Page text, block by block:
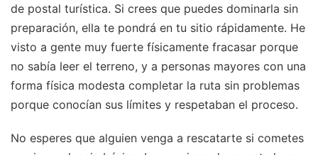
de postal turística. Si crees que puedes dominarla sin
preparación, ella te pondrá en tu sitio rápidamente. He
visto a gente muy fuerte físicamente fracasar porque
no sabía leer el terreno, y a personas mayores con una
forma física modesta completar la ruta sin problemas
porque conocían sus límites y respetaban el proceso.
No esperes que alguien venga a rescatarte si cometes